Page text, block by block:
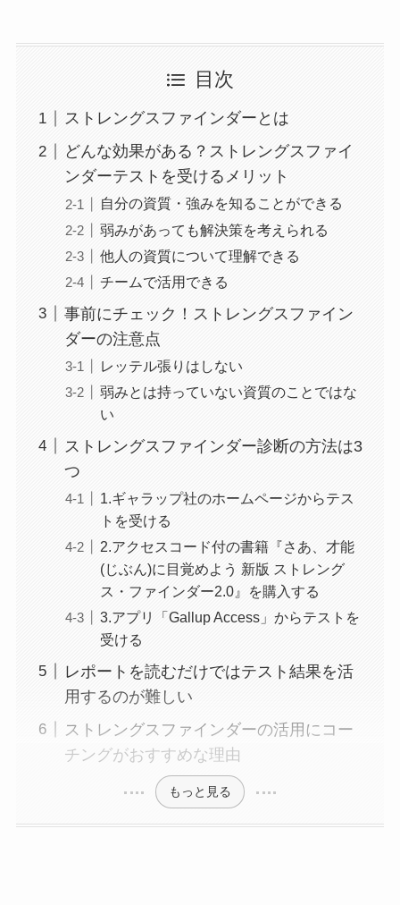
目次
ストレングスファインダーとは
どんな効果がある？ストレングスファイ
ンダーテストを受けるメリット
自分の資質・強みを知ることができる
弱みがあっても解決策を考えられる
他人の資質について理解できる
チームで活用できる
事前にチェック！ストレングスファイン
ダーの注意点
レッテル張りはしない
弱みとは持っていない資質のことではな
い
ストレングスファインダー診断の方法は3
つ
1.ギャラップ社のホームページからテス
トを受ける
2.アクセスコード付の書籍『さあ、才能
(じぶん)に目覚めよう 新版 ストレング
ス・ファインダー2.0』を購入する
3.アプリ「Gallup Access」からテストを
受ける
レポートを読むだけではテスト結果を活
用するのが難しい
ストレングスファインダーの活用にコー
チングがおすすめな理由
もっと見る